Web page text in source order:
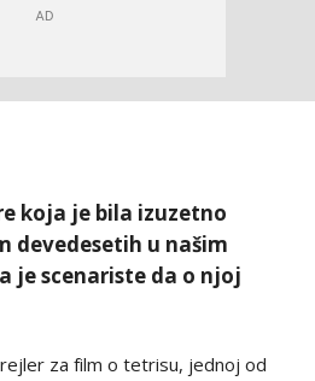
koja je bila izuzetno
devedesetih u našim
je scenariste da o njoj
za film o tetrisu, jednoj od